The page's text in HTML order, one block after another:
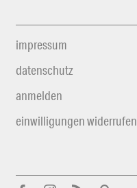
impressum
datenschutz
anmelden
einwilligungen widerrufen